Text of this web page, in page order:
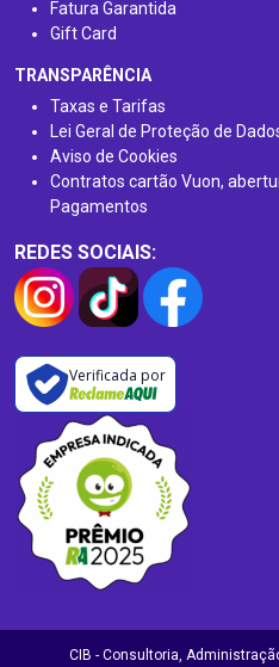
Fatura Garantida
Gift Card
TRANSPARÊNCIA
Taxas e Tarifas
Lei Geral de Proteção de
Aviso de Cookies
Contratos cartão Vuon,
Pagamentos
REDES SOCIAIS:
Verificada por
CIB - Consultoria,